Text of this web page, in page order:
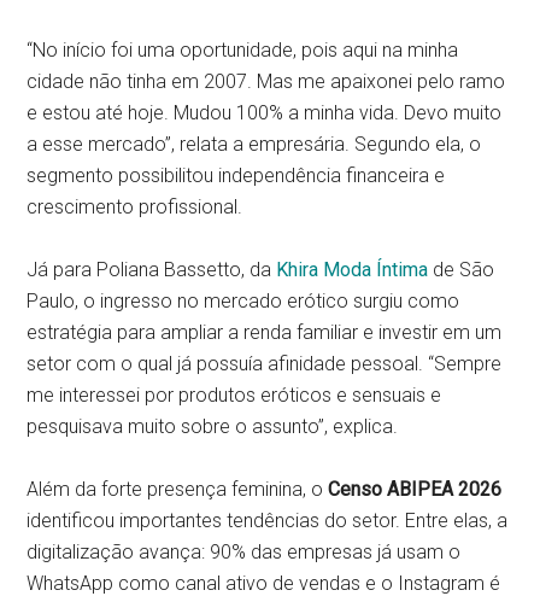
“No início foi uma oportunidade, pois aqui na minha
cidade não tinha em 2007. Mas me apaixonei pelo ramo
e estou até hoje. Mudou 100% a minha vida. Devo muito
a esse mercado”, relata a empresária. Segundo ela, o
segmento possibilitou independência financeira e
crescimento profissional.
Já para Poliana Bassetto, da Khira Moda Íntima de São
Paulo, o ingresso no mercado erótico surgiu como
estratégia para ampliar a renda familiar e investir em um
setor com o qual já possuía afinidade pessoal. “Sempre
me interessei por produtos eróticos e sensuais e
pesquisava muito sobre o assunto”, explica.
Além da forte presença feminina, oCenso ABIPEA 2026
identificou importantes tendências do setor. Entre elas, a
digitalização avança: 90% das empresas já usam o
WhatsApp como canal ativo de vendas e o Instagram é